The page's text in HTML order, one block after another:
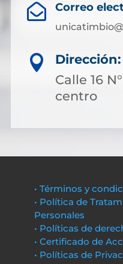
 Correo

Dirección:
Calle 16
centro
• Términos y
• Política de
Personales
• Políticas de
• Certificado de
• Políticas de